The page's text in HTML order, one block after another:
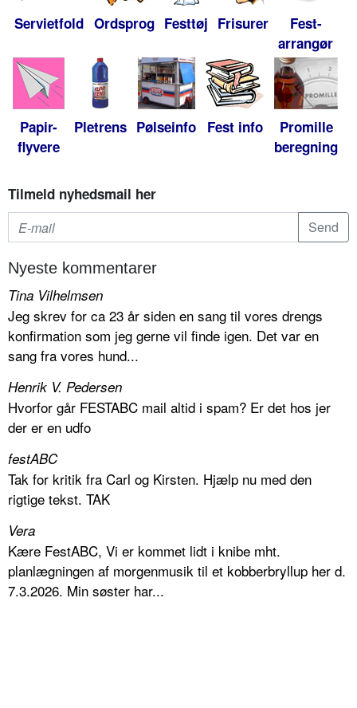
Servietfold Ordsprog Festtøj Frisurer
Fest-
arrangør
Papir-
flyvere
Pletrens Pølseinfo Fest info
Promille
beregning
Tilmeld nyhedsmail her
Nyeste kommentarer
Tina Vilhelmsen
Jeg skrev for ca 23 år siden en sang til vores drengs
konfirmation som jeg gerne vil finde igen. Det var en
sang fra vores hund...
Henrik V. Pedersen
Hvorfor går FESTABC mail altid i spam? Er det hos jer
der er en udfo
festABC
Tak for kritik fra Carl og Kirsten. Hjælp nu med den
rigtige tekst. TAK
Vera
Kære FestABC, Vi er kommet lidt i knibe mht.
planlægningen af morgenmusik til et kobberbryllup her d.
7.3.2026. Min søster har...